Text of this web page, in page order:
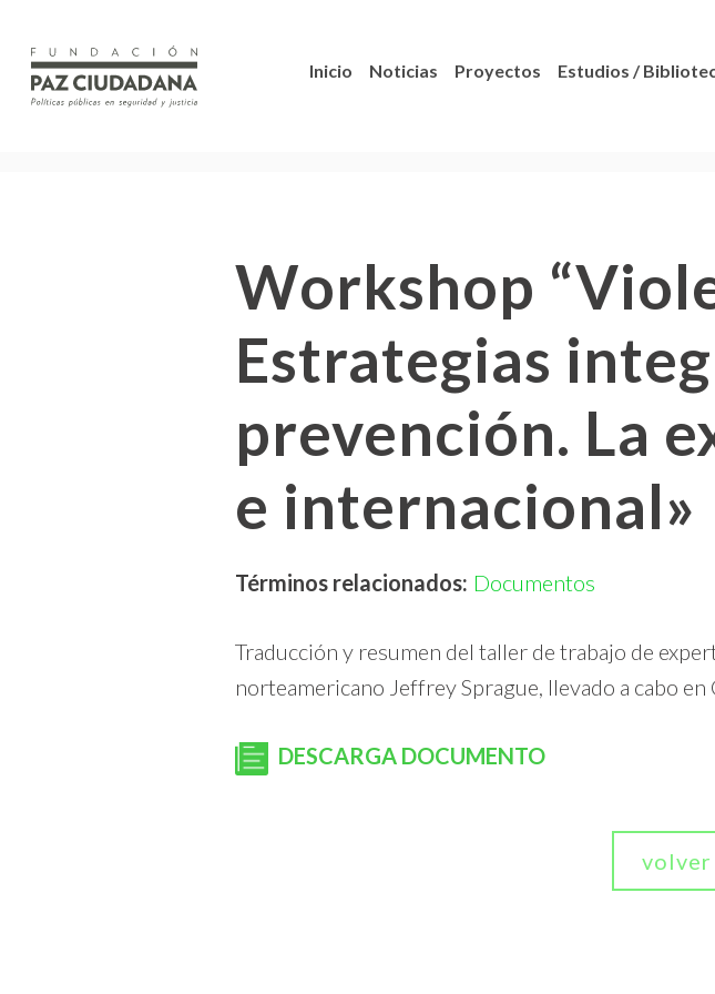
Inicio Noticias Proyectos Estudios /
Workshop
Estrategias
prevención. La
e internacional»
Términos relacionados: Documentos
Traducción y resumen del taller de trabajo de
norteamericano Jeffrey Sprague, llevado a cabo
DESCARGA DOCUMENTO